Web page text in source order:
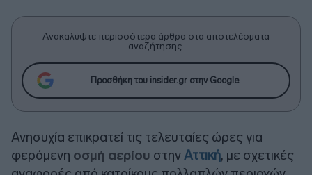
Ανακαλύψτε περισσότερα άρθρα στα αποτελέσματα
αναζήτησης.
Προσθήκη του insider.gr στην Google
Ανησυχία επικρατεί τις τελευταίες ώρες για
φερόμενη οσμή αερίου στηνΑττική, με σχετικές